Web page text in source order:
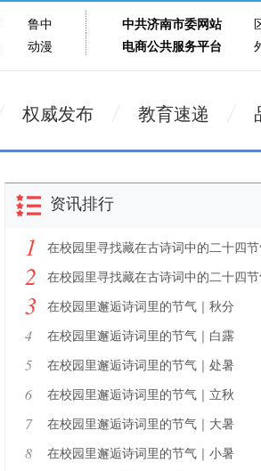
鲁中 中共济南市委网站
动漫 电商公共服务平台
权威发布 教育速递
资讯排行
1
在校园里寻找藏在古诗词中的二十四
降
2
在校园里寻找藏在古诗词中的二十四
露
3 在校园里邂逅诗词里的节气｜秋分
4 在校园里邂逅诗词里的节气｜白露
5 在校园里邂逅诗词里的节气｜处暑
6 在校园里邂逅诗词里的节气｜立秋
7 在校园里邂逅诗词里的节气｜大暑
8 在校园里邂逅诗词里的节气｜小暑